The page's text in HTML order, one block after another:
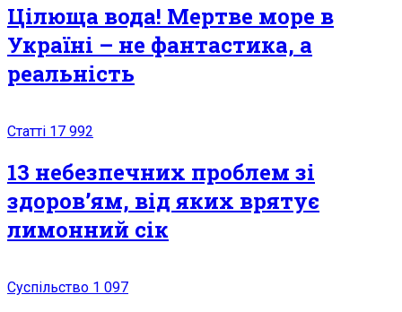
Цілюща вода! Мeртвe море в
Україні – не фантастика, а
реальність
Статті 17 992
13 небезпечних проблем зі
здоров’ям, від яких врятує
лимонний сік
Суспільство 1 097